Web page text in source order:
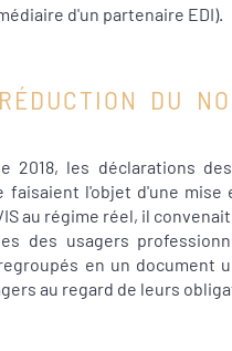
d'un partenaire EDI).
DU
2018, les déclarations
faisaient l'objet d'une
au régime réel, il
des usagers
en un document
au regard de leurs